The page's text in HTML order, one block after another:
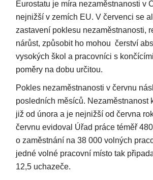
Eurostatu je míra nezaměstnanosti v
nejnižší v zemích EU. V červenci se
zastavení poklesu nezaměstnanosti,
nárůst, způsobit ho mohou čerství
vysokých škol a pracovníci s
poměry na dobu určitou.
Pokles nezaměstnanosti v červnu
posledních měsíců. Nezaměstnanost
již od února a je nejnižší od června
červnu evidoval Úřad práce téměř
o zaměstnání na 38 000 volných
jedné volné pracovní místo tak
12,5 uchazeče.